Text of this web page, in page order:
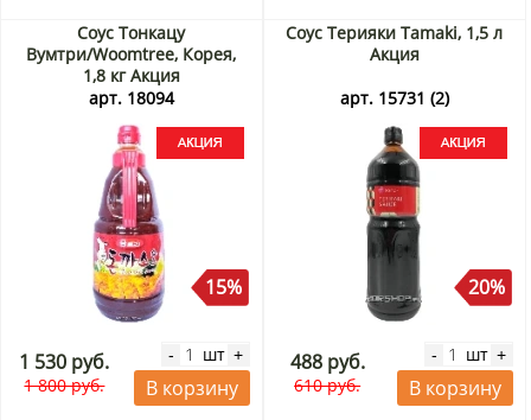
Соус Тонкацу
Вумтри/Woomtree, Корея,
1,8 кг Акция
арт. 18094
15%
1 530 руб.
1 800 руб.
- шт +
В корзину
Соус Терияки Tamaki, 1,5 л
Акция
арт. 15731 (2)
20%
488 руб.
610 руб.
- шт +
В корзину